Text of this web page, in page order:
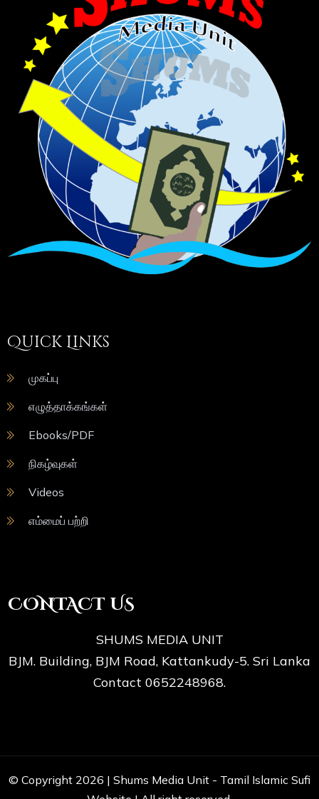
Quick Links
முகப்பு
எழுத்தாக்கங்கள்
Ebooks/PDF
நிகழ்வுகள்
Videos
எம்மைப் பற்றி
CONTACT US
SHUMS MEDIA UNIT
BJM. Building, BJM Road, Kattankudy-5. Sri Lanka
Contact 0652248968.
© Copyright 2026 | Shums Media Unit - Tamil Islamic Sufi